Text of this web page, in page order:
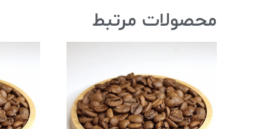
محصولات مرتبط